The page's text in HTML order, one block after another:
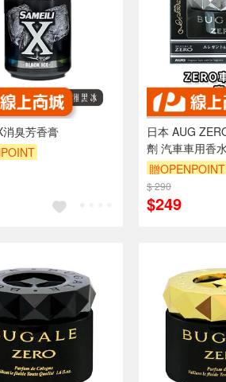
臭芳香膏
日本 AUG
劑 汽車車用香
固體 麝香 L-46
贈OPENPOINT
$ 290
$249